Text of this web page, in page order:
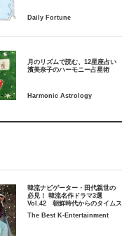
月のリズムで読む、12星座占い
韓流ナビゲーター・田代親世の
必見！ 韓流名作ドラマ3選
Vol.42 朝鮮時代からのタイム
The Best K-Entertainment